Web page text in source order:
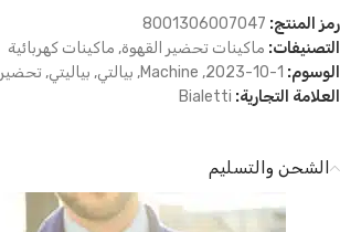
رمز المنتج: 8001306007047
التصنيفات: ماكينات تحضير القهوة, ماكينات كهربائية
الوسوم: 1-10-2023
,
Machine
, بيالتي, بياليتي, تحضير
العلامة التجارية: Bialetti
الشحن والتسليم